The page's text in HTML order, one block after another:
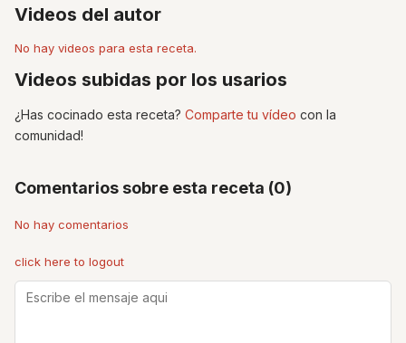
Videos del autor
No hay videos para esta receta.
Videos subidas por los usarios
¿Has cocinado esta receta? Comparte tu vídeo con la
comunidad!
Comentarios sobre esta receta (0)
No hay comentarios
click here to logout